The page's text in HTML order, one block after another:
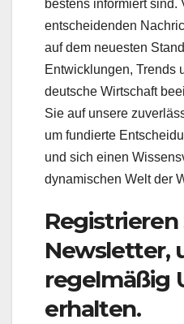
bestens informiert sind.
entscheidenden
auf dem neuesten
Entwicklungen, Trends
deutsche Wirtschaft
Sie auf unsere
um fundierte
und sich einen
dynamischen Welt der
Registrieren
Newsletter,
regelmäßig
erhalten.